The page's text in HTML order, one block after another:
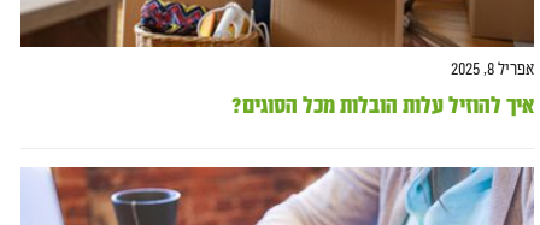
אפריל 8, 2025
איך להוזיל עלות הובלות מכל הסוגים?